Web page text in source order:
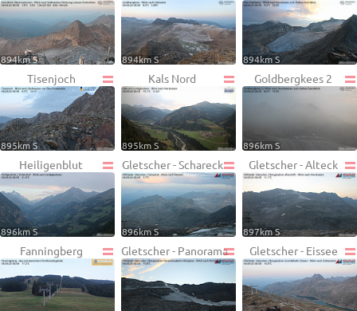
894km S 894km S 894km S
Tisenjoch
895km S
Kals Nord
895km S
Goldbergkees 2
896km S
Heiligenblut
896km S
Gletscher - Schareck
896km S
Gletscher - Alteck
897km S
Fanningberg Gletscher - Panorama Gletscher - Eissee